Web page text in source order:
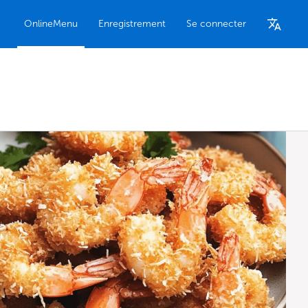
OnlineMenu Enregistrement Se connecter